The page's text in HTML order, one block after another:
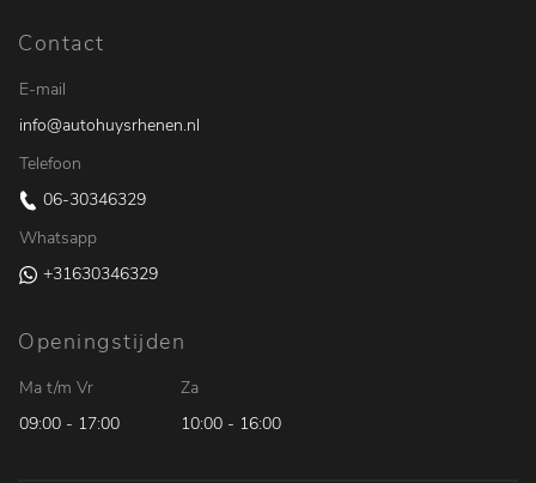
Contact
E-mail
info@autohuysrhenen.nl
Telefoon
06-30346329
Whatsapp
+31630346329
Openingstijden
Ma t/m Vr
09:00 - 17:00
Za
10:00 - 16:00